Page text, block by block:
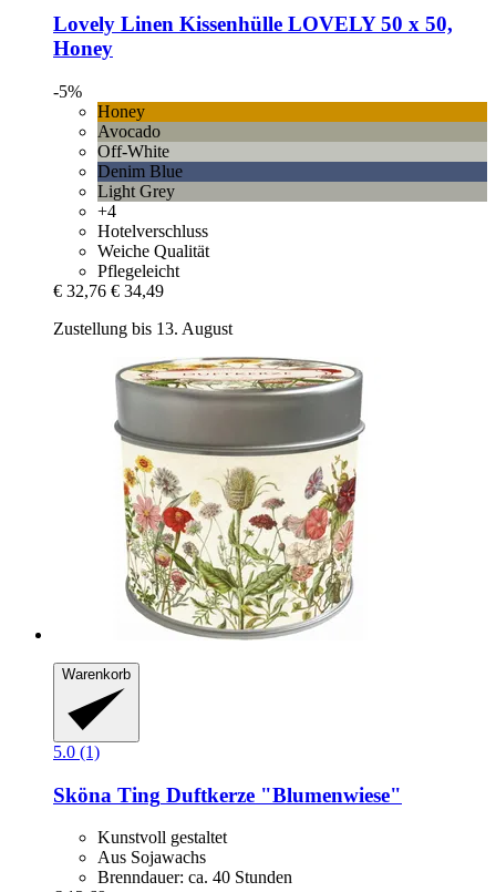
Lovely Linen Kissenhülle LOVELY 50 x 50,
Honey
-5%
Honey
Avocado
Off-White
Denim Blue
Light Grey
+4
Hotelverschluss
Weiche Qualität
Pflegeleicht
€ 32,76 € 34,49
Zustellung bis 13. August
Warenkorb
5.0 (1)
Sköna Ting Duftkerze "Blumenwiese"
Kunstvoll gestaltet
Aus Sojawachs
Brenndauer: ca. 40 Stunden